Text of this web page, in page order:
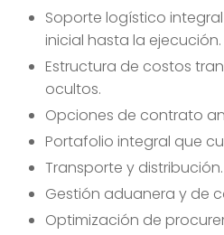
Soporte logístico
inicial hasta la ejecución.
Estructura de costos
ocultos.
Opciones de contrato
Portafolio integral que
Transporte y distribución.
Gestión aduanera y de
Optimización de